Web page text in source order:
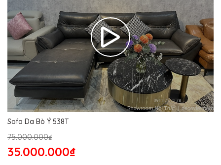
Sofa Da Bò Ý 538T
75.000.000₫
35.000.000₫